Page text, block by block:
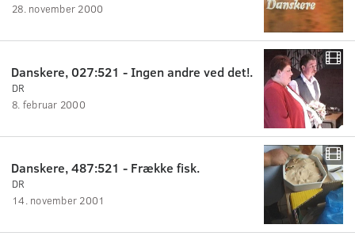
28. november 2000
Danskere, 027:521 - Ingen andre ved det!.
DR
8. februar 2000
Danskere, 487:521 - Frække fisk.
DR
14. november 2001